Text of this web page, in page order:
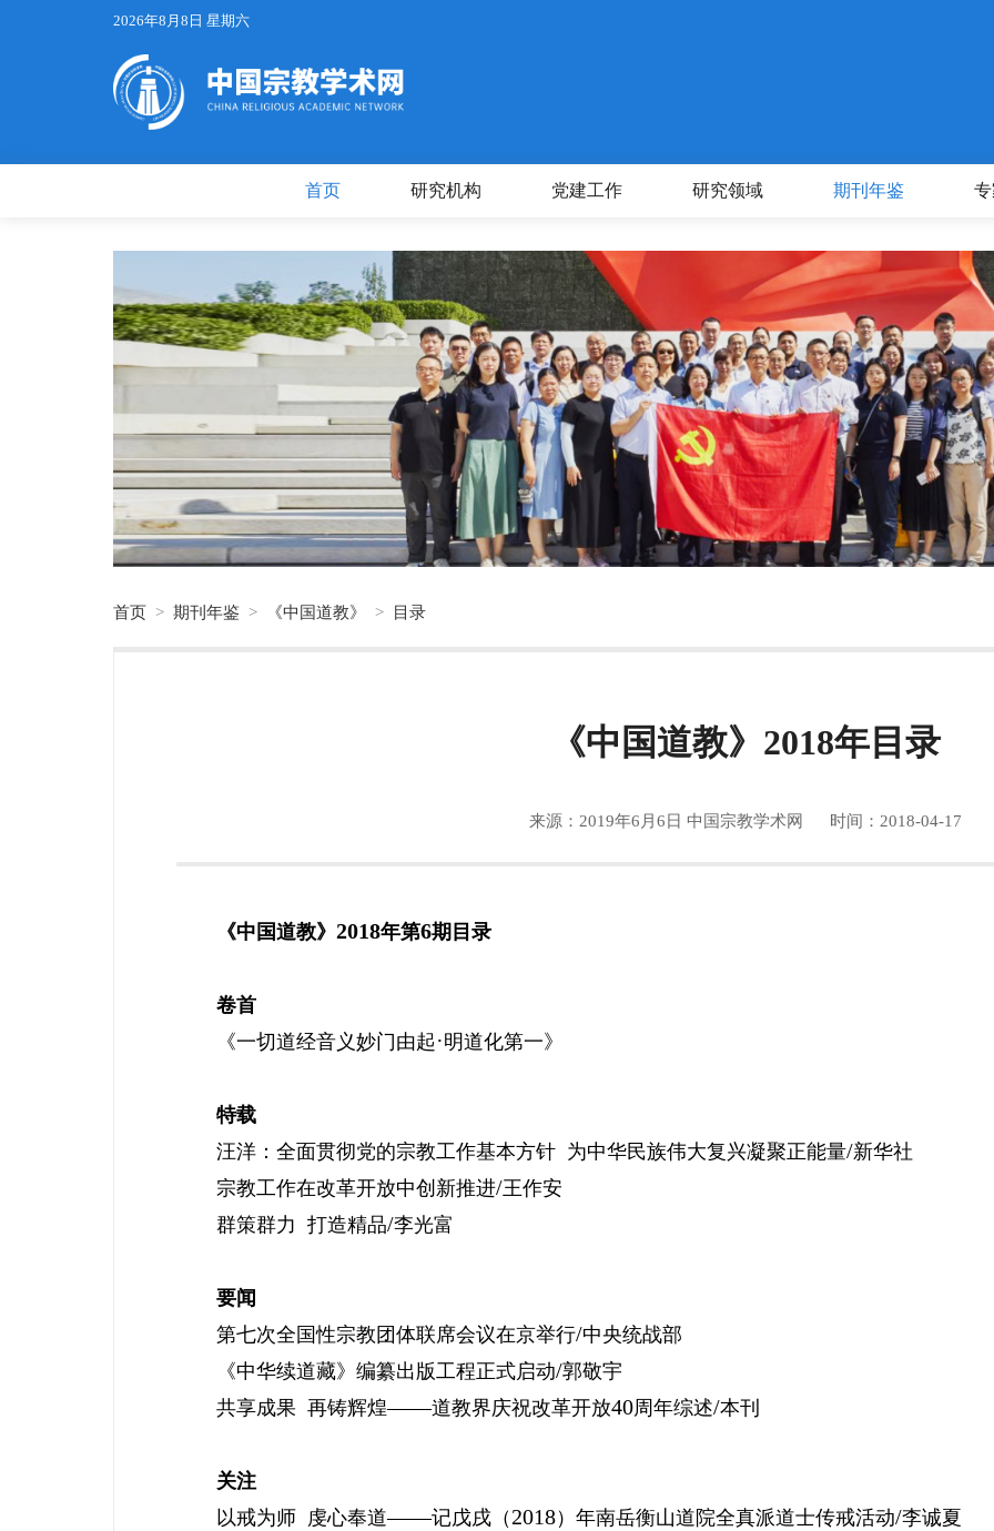
2026年8月8日 星期六
首页 研究机构 党建工作 研究领域 期刊年鉴
首页 > 期刊年鉴 > 《中国道教》 > 目录
《中国道教》2018年目录
来源：2019年6月6日 中国宗教学术网 时间：2018-04-17
《中国道教》2018年第6期目录
卷首
《一切道经音义妙门由起 ·明道化第一》
特载
汪洋：全面贯彻党的宗教工作基本方针 为中华民族伟大复兴凝聚正能量/新华社
宗教工作在改革开放中创新推进/王作安
群策群力
打造精品/李光富
要闻
第七次全国性宗教团体联席会议在京举行/中央统战部
《中华续道藏》编纂出版工程正式启动/郭敬宇
共享成果 再铸辉煌——道教界庆祝改革开放40周年综述/本刊
关注
以戒为师 虔心奉道——记戊戌（2018）年南岳衡山道院全真派道士传戒活动/李诚夏